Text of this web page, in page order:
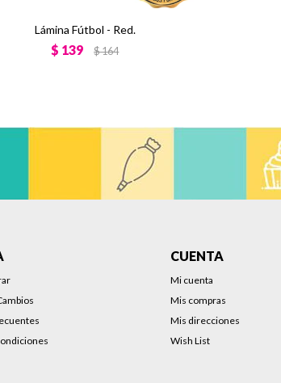
Lámina Fútbol - Red.
$ 139 $164
CUENTA
Mi cuenta
Mis compras
Mis direcciones
Wish List